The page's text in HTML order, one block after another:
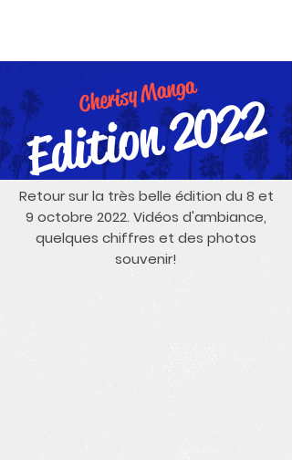
Cherisy Manga
Edition 2022
Retour sur la très belle édition du 8 et
9 octobre 2022. Vidéos d'ambiance,
quelques chiffres et des photos
souvenir!